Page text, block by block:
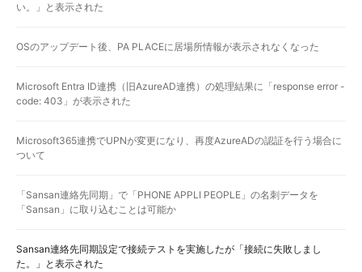
い。」と表示された
OSのアップデート後、PA PLACEに居場所情報が表示されなくなった
Microsoft Entra ID連携（旧AzureAD連携）の処理結果に「response error -
code: 403」が表示された
Microsoft365連携でUPNが変更になり、再度AzureADの認証を行う場合に
ついて
「Sansan連絡先同期」で「PHONE APPLI PEOPLE」の名刺データを
「Sansan」に取り込むことは可能か
Sansan連絡先同期設定で接続テストを実施したが「接続に失敗しまし
た。」と表示された